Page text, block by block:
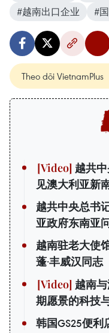
#越南出口企业
#
Theo dõi VietnamPlus
越共
见澳大利亚新
越共中央总书
亚政府东南亚
越南驻老大使
蓬·丰威汉同志
越南
期愿景的科技
韩国GS25便